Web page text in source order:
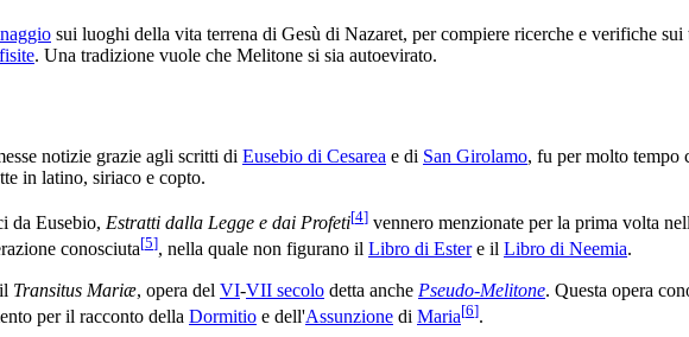
sui luoghi della vita terrena di Gesù di Nazaret, per compiere ricerche e verifiche
. Una tradizione vuole che Melitone si sia autoevirato.
notizie grazie agli scritti di Eusebio di Cesarea e di San Girolamo, fu per molto tempo
in latino, siriaco e copto.
da Eusebio, Estratti dalla Legge e dai Profeti[4] vennero menzionate per la prima volta
conosciuta[5], nella quale non figurano il Libro di Estere il Libro di Neemia.
Transitus Mariæ, opera del VI-VII secolo detta anche Pseudo-Melitone. Questa opera
per il racconto della Dormitio e dell'Assunzione di Maria[6].